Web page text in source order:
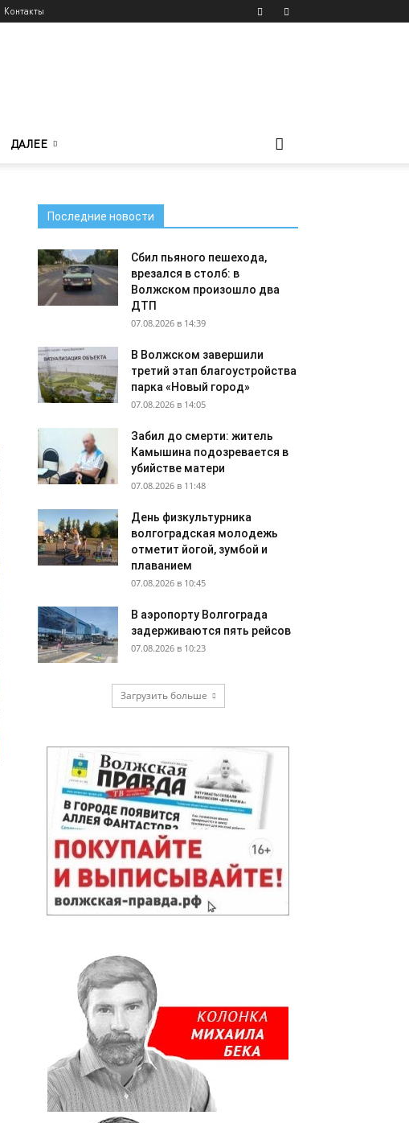
Контакты
ДАЛЕЕ
Последние новости
Сбил пьяного пешехода,
врезался в столб: в
Волжском произошло два
ДТП
07.08.2026 в 14:39
В Волжском завершили
третий этап благоустройства
парка «Новый город»
07.08.2026 в 14:05
Забил до смерти: житель
Камышина подозревается в
убийстве матери
07.08.2026 в 11:48
День физкультурника
волгоградская молодежь
отметит йогой, зумбой и
плаванием
07.08.2026 в 10:45
В аэропорту Волгограда
задерживаются пять рейсов
07.08.2026 в 10:23
Загрузить больше